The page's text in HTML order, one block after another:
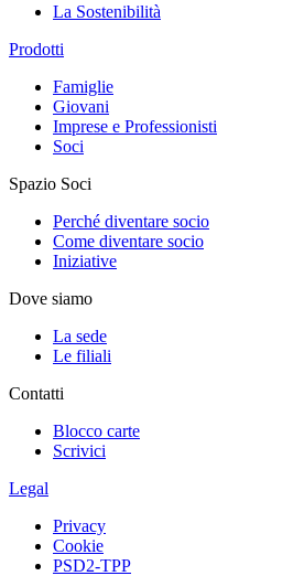
La Sostenibilità
Prodotti
Famiglie
Giovani
Imprese e Professionisti
Soci
Spazio Soci
Perché diventare socio
Come diventare socio
Iniziative
Dove siamo
La sede
Le filiali
Contatti
Blocco carte
Scrivici
Legal
Privacy
Cookie
PSD2-TPP